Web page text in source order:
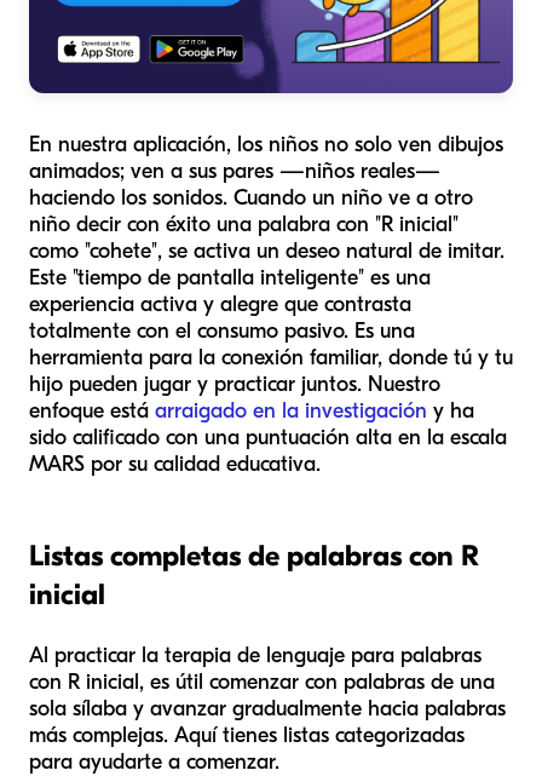
En nuestra aplicación, los niños no solo ven dibujos
animados; ven a sus pares —niños reales—
haciendo los sonidos. Cuando un niño ve a otro
niño decir con éxito una palabra con "R inicial"
como "cohete", se activa un deseo natural de imitar.
Este "tiempo de pantalla inteligente" es una
experiencia activa y alegre que contrasta
totalmente con el consumo pasivo. Es una
herramienta para la conexión familiar, donde tú y tu
hijo pueden jugar y practicar juntos. Nuestro
enfoque está arraigado en la investigación y ha
sido calificado con una puntuación alta en la escala
MARS por su calidad educativa.
Listas completas de palabras con R
inicial
Al practicar la terapia de lenguaje para palabras
con R inicial, es útil comenzar con palabras de una
sola sílaba y avanzar gradualmente hacia palabras
más complejas. Aquí tienes listas categorizadas
para ayudarte a comenzar.